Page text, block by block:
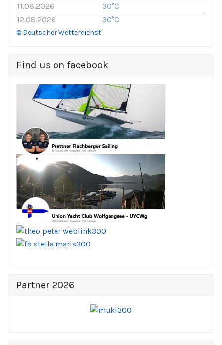
11.08.2026
30°C
12.08.2026
30°C
© Deutscher Wetterdienst
Find us on facebook
Partner 2026